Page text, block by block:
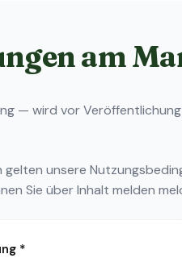
am
— wird vor
gelten unsere
Sie überInhalt melden
*